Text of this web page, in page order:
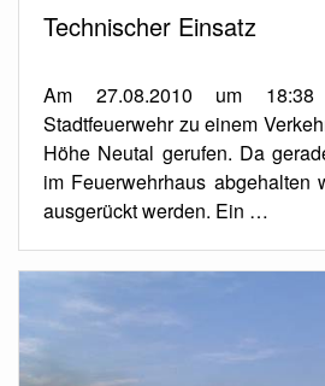
Technischer Einsatz
Am 27.08.2010 um
Stadtfeuerwehr zu einem
Höhe Neutal gerufen. Da
im Feuerwehrhaus abgehalten
ausgerückt werden. Ein …